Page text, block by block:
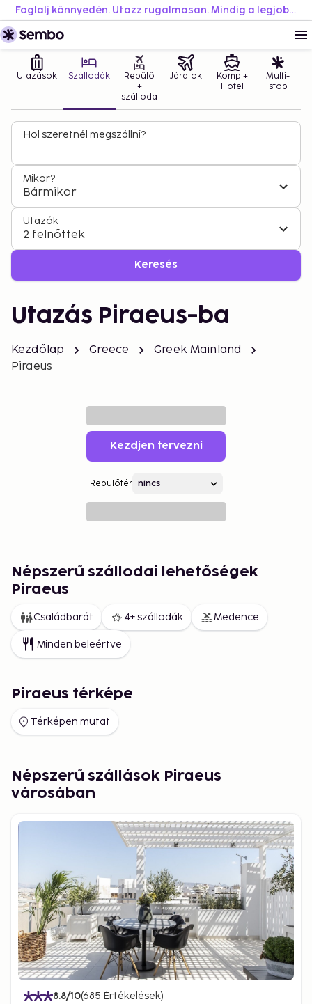
Foglalj könnyedén. Utazz rugalmasan. Mindig a legjobb áron.
Utazások Szállodák
Repülő
+
szálloda
Járatok
Komp +
Hotel
Multi-
stop
Hol szeretnél megszállni?
Mikor?
Bármikor
Utazók
2 felnőttek
Keresés
Utazás Piraeus-ba
Kezdőlap Greece
Greek Mainland
Piraeus
Kezdjen tervezni
Repülőtér
Népszerű szállodai lehetőségek
Piraeus
Családbarát 4+ szállodák Medence
Minden beleértve
Piraeus térképe
Térképen mutat
Népszerű szállások Piraeus
városában
8.8/10(685 Értékelések)